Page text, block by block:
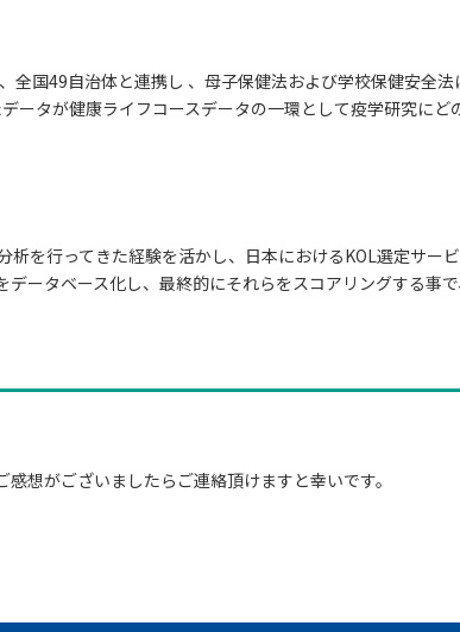
国49自治体と連携し 、母子保健法および学校保健安全
ータが健康ライフコースデータの一環として疫学研究に
を行ってきた経験を活かし、日本におけるKOL選定サー
ータベース化し、最終的にそれらをスコアリングする事
想がございましたらご連絡頂けますと幸いです。